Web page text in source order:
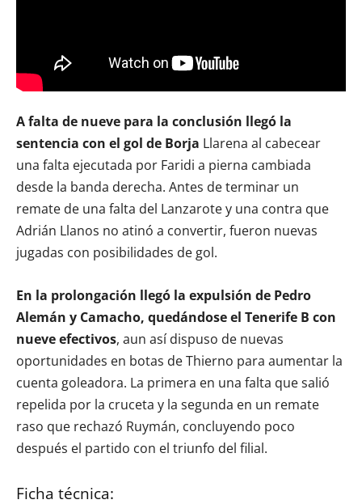
A falta de nueve para la conclusión llegó la
sentencia con el gol de Borja Llarena al cabecear
una falta ejecutada por Faridi a pierna cambiada
desde la banda derecha. Antes de terminar un
remate de una falta del Lanzarote y una contra que
Adrián Llanos no atinó a convertir, fueron nuevas
jugadas con posibilidades de gol.
En la prolongación llegó la expulsión de Pedro
Alemán y Camacho, quedándose el Tenerife B con
nueve efectivos, aun así dispuso de nuevas
oportunidades en botas de Thierno para aumentar la
cuenta goleadora. La primera en una falta que salió
repelida por la cruceta y la segunda en un remate
raso que rechazó Ruymán, concluyendo poco
después el partido con el triunfo del filial.
Ficha técnica: